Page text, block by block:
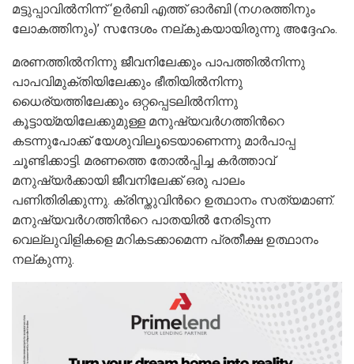
മട്ടുപ്പാവില്‍നിന്ന് ‘ഉര്‍ബി എത്ത് ഓര്‍ബി (നഗരത്തിനും
ലോകത്തിനും)’ സന്ദേശം നല്കുകയായിരുന്നു അദ്ദേഹം.
മരണത്തില്‍നിന്നു ജീവനിലേക്കും പാപത്തില്‍നിന്നു
പാപവിമുക്തിയിലേക്കും ഭീതിയില്‍നിന്നു
ധൈര്യത്തിലേക്കും ഒറ്റപ്പെടലില്‍നിന്നു
കൂട്ടായ്മയിലേക്കുമുള്ള മനുഷ്യവര്‍ഗത്തിന്‍റെ
കടന്നുപോക്ക് യേശുവിലൂടെയാണെന്നു മാര്‍പാപ്പ
ചൂണ്ടിക്കാട്ടി. മരണത്തെ തോല്‍പ്പിച്ച കര്‍ത്താവ്
മനുഷ്യര്‍ക്കായി ജീവനിലേക്ക് ഒരു പാലം
പണിതിരിക്കുന്നു. ക്രിസ്തുവിന്‍റെ ഉത്ഥാനം സത്യമാണ്.
മനുഷ്യവര്‍ഗത്തിന്‍റെ പാതയില്‍ നേരിടുന്ന
വെല്ലുവിളികളെ മറികടക്കാമെന്ന പ്രതീക്ഷ ഉത്ഥാനം
നല്കുന്നു.